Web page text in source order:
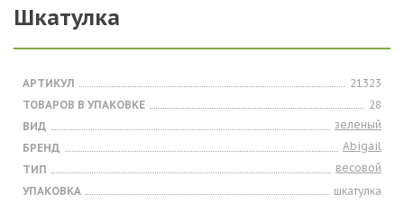
Шкатулка
АРТИКУЛ
21323
ТОВАРОВ В УПАКОВКЕ
28
ВИД
зеленый
БРЕНД
Abigail
ТИП
весовой
УПАКОВКА
шкатулка